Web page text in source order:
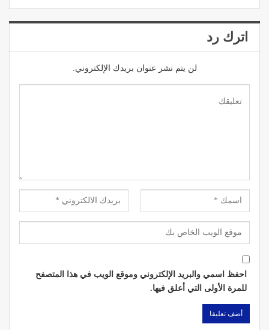
اترك رد
لن يتم نشر عنوان بريدك الإلكتروني.
احفظ اسمي والبريد الإلكتروني وموقع الويب في هذا المتصفح
للمرة الأولى التي أعلق فيها.